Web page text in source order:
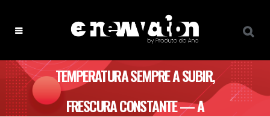
TEMPERATURA SEMPRE A SUBIR,
FRESCURA CONSTANTE — A